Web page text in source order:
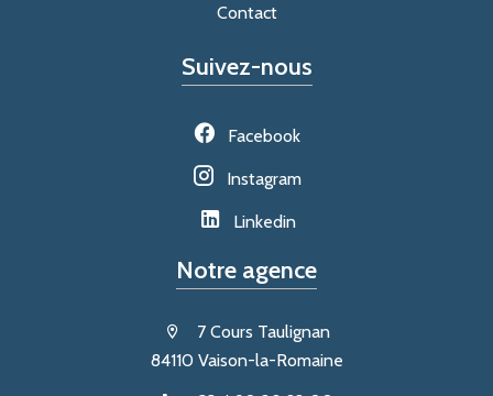
Contact
Suivez-nous
Facebook
Instagram
Linkedin
Notre agence
7 Cours Taulignan
84110 Vaison-la-Romaine